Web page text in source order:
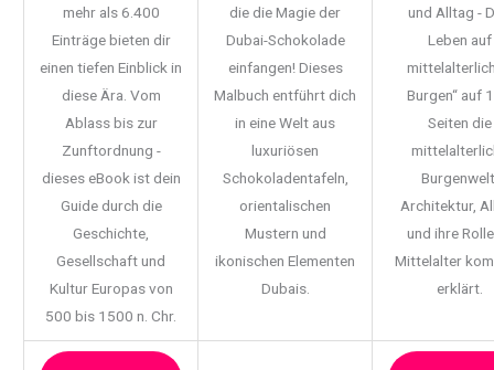
mehr als 6.400
Einträge bieten dir
einen tiefen Einblick in
diese Ära. Vom
Ablass bis zur
Zunftordnung -
dieses eBook ist dein
Guide durch die
Geschichte,
Gesellschaft und
Kultur Europas von
500 bis 1500 n. Chr.
die die Magie der
Dubai-Schokolade
einfangen! Dieses
Malbuch entführt dich
in eine Welt aus
luxuriösen
Schokoladentafeln,
orientalischen
Mustern und
ikonischen Elementen
Dubais.
und Alltag -
Leben auf
Burgen“ auf
Seiten die
Architektur,
und ihre
Mittelalter
erklärt.